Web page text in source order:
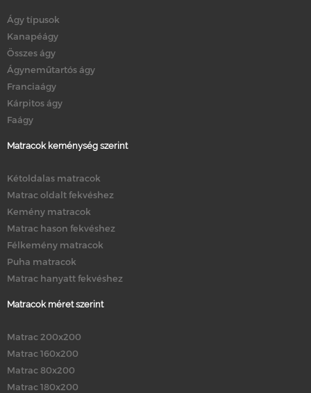
Ágy típusok
Kanapéágy
Összes ágy
Ágyneműtartós ágy
Franciaágy
Kárpitos ágy
Faágy
Matracok keménység szerint
Kétoldalas matracok
Matrac oldalt fekvéshez
Kemény matracok
Matrac hason fekvéshez
Félkemény matracok
Puha matracok
Matrac hanyatt fekvéshez
Matracok méret szerint
Matrac 200x200
Matrac 160x200
Matrac 80x200
Matrac 180x200